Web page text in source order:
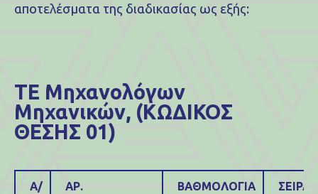
αποτελέσματα της διαδικασίας ως εξής:
ΤΕ Μηχανολόγων
Μηχανικών, (ΚΩΔΙΚΟΣ
ΘΕΣΗΣ 01)
Α/
ΑΡ.
ΒΑΘΜΟΛΟΓΙΑ
ΣΕΙΡΑ